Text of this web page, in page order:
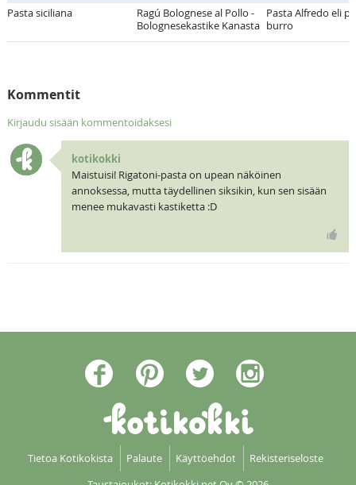
Pasta siciliana
Ragú Bolognese al Pollo -
Bolognesekastike Kanasta
Pasta Alfredo eli
burro
Kommentit
Kirjaudu sisään kommentoidaksesi
kotikokki
Maistuisi! Rigatoni-pasta on upean näköinen
annoksessa, mutta täydellinen siksikin, kun sen sisään
menee mukavasti kastiketta :D
Tietoa Kotikokista Palaute Käyttöehdot
Rekisteriseloste